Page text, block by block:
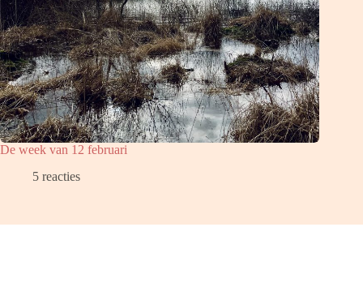
De week van 12 februari
5 reacties